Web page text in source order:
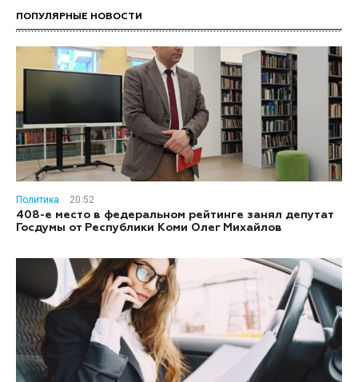
ПОПУЛЯРНЫЕ НОВОСТИ
Политика
20:52
408-е место в федеральном рейтинге занял депутат
Госдумы от Республики Коми Олег Михайлов